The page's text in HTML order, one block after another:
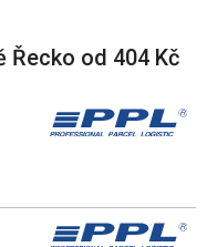
Řecko od 404 Kč